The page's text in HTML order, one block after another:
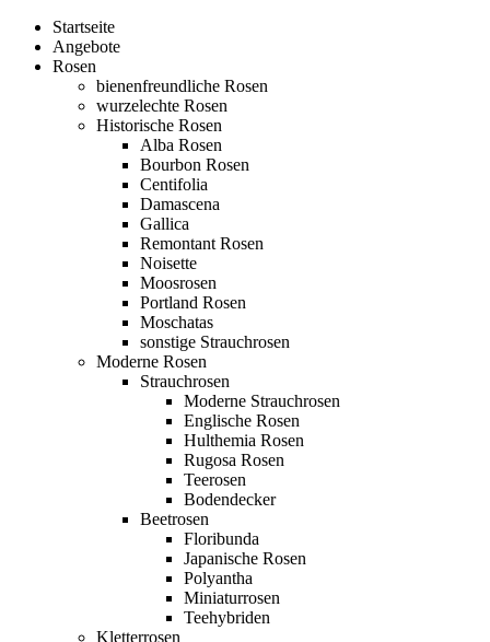
Startseite
Angebote
Rosen
bienenfreundliche Rosen
wurzelechte Rosen
Historische Rosen
Alba Rosen
Bourbon Rosen
Centifolia
Damascena
Gallica
Remontant Rosen
Noisette
Moosrosen
Portland Rosen
Moschatas
sonstige Strauchrosen
Moderne Rosen
Strauchrosen
Moderne Strauchrosen
Englische Rosen
Hulthemia Rosen
Rugosa Rosen
Teerosen
Bodendecker
Beetrosen
Floribunda
Japanische Rosen
Polyantha
Miniaturrosen
Teehybriden
Kletterrosen